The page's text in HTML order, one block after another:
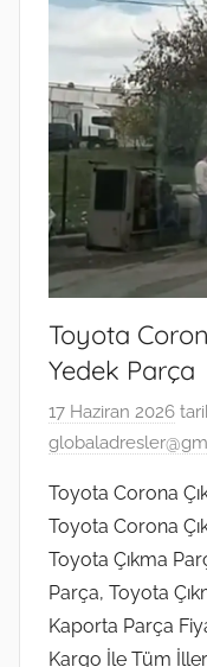
Toyota
Yedek Parça
17 Haziran 2026
Toyota Corona
Toyota Corona
Toyota Çıkma
Parça, Toyota
Kaporta Parça
Kargo İle Tüm